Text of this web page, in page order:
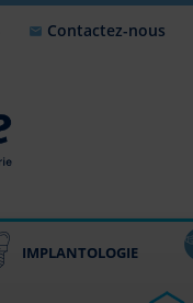
 Contactez-nous
IMPLANTOLOGIE